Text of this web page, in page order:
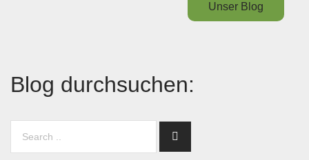
Unser Blog
Blog durchsuchen: